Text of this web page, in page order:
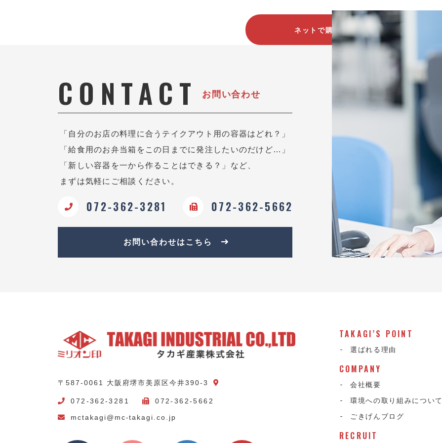
ネットで購入する
CONTACT お問い合わせ
「自分のお店の料理に合うテイクアウト用の容器はどれ？」
「給食用のお弁当箱をこの日までに発注したいのだけど…」
「新しい容器を一から作ることはできる？」など、
まずは気軽にご相談ください。
072-362-3281 072-362-5662
お問い合わせはこちら
〒587-0061 大阪府堺市美原区今井390-3
072-362-3281 072-362-5662
mctakagi@mc-takagi.co.jp
TAKAGI’S POINT
選ばれる理由
COMPANY
会社概要
環境への取り組みについて
ごきげんブログ
RECRUIT